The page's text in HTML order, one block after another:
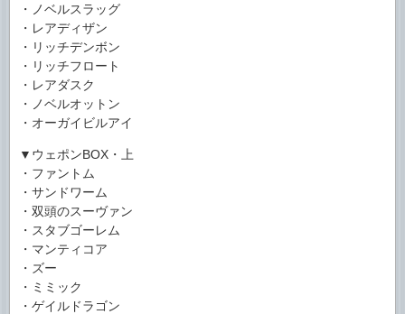
・ノベルスラッグ
・レアディザン
・リッチデンボン
・リッチフロート
・レアダスク
・ノベルオットン
・オーガイビルアイ
▼ウェポンBOX・上
・ファントム
・サンドワーム
・双頭のスーヴァン
・スタブゴーレム
・マンティコア
・ズー
・ミミック
・ゲイルドラゴン